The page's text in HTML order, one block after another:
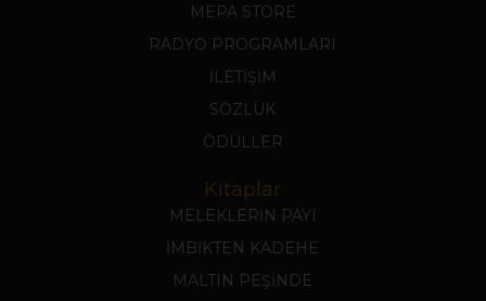
MEPA STORE
RADYO PROGRAMLARI
İLETİŞİM
SÖZLÜK
ÖDÜLLER
Kitaplar
MELEKLERİN PAYI
İMBİKTEN KADEHE
MALTIN PEŞİNDE